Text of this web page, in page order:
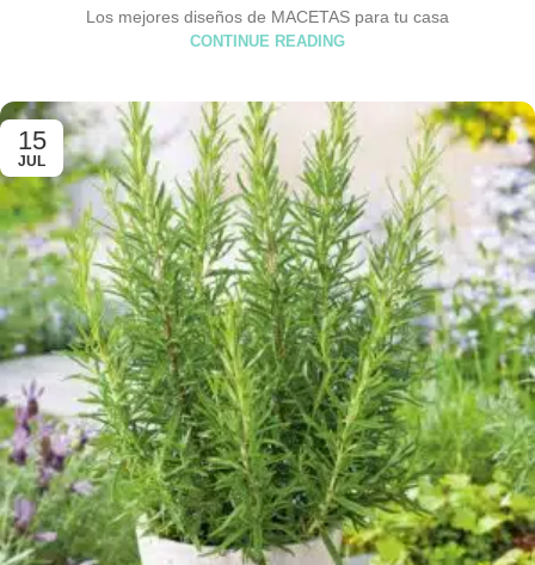
Los mejores diseños de MACETAS para tu casa
CONTINUE READING
15
JUL